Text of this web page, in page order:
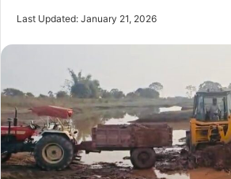
Last Updated: January 21, 2026